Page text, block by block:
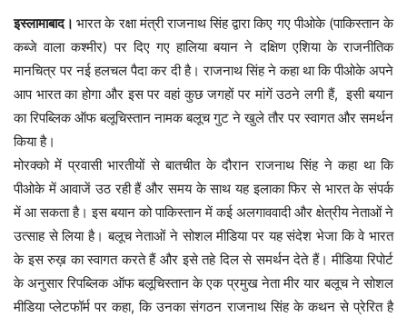
इस्लामाबाद।भारत के रक्षा मंत्री राजनाथ सिंह द्वारा किए गए पीओके (पाकिस्तान के
कब्जे वाला कश्मीर) पर दिए गए हालिया बयान ने दक्षिण एशिया के राजनीतिक
मानचित्र पर नई हलचल पैदा कर दी है। राजनाथ सिंह ने कहा था कि पीओके अपने
आप भारत का होगा और इस पर वहां कुछ जगहों पर मांगें उठने लगी हैं, इसी बयान
का रिपब्लिक ऑफ बलूचिस्तान नामक बलूच गुट ने खुले तौर पर स्वागत और समर्थन
किया है।
मोरक्को में प्रवासी भारतीयों से बातचीत के दौरान राजनाथ सिंह ने कहा था कि
पीओके में आवाजें उठ रही हैं और समय के साथ यह इलाका फिर से भारत के संपर्क
में आ सकता है। इस बयान को पाकिस्तान में कई अलगाववादी और क्षेत्रीय नेताओं ने
उत्साह से लिया है। बलूच नेताओं ने सोशल मीडिया पर यह संदेश भेजा कि वे भारत
के इस रुख़ का स्वागत करते हैं और इसे तहे दिल से समर्थन देते हैं। मीडिया रिपोर्ट
के अनुसार रिपब्लिक ऑफ बलूचिस्तान के एक प्रमुख नेता मीर यार बलूच ने सोशल
मीडिया प्लेटफॉर्म पर कहा, कि उनका संगठन राजनाथ सिंह के कथन से प्रेरित है